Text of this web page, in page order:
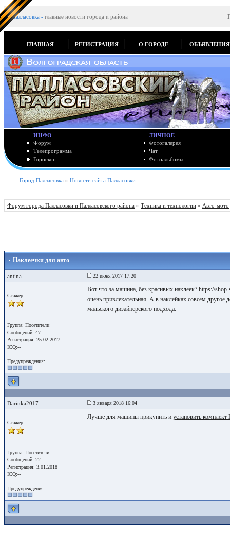
Палласовка - главные новости города и района
ГЛАВНАЯ РЕГИСТРАЦИЯ О ГОРОДЕ ОБЪЯВЛЕНИЯ
ИНФО
Форум
Телепрограмма
Гороскоп
ЛИЧНОЕ
Фотогалерея
Чат
Фотоальбомы
Город Палласовка » Новости сайта Палласовки
Форум города Палласовки и Палласовского района » Техника и технологии » Авто-мото
Наклеечки для авто
antina 22 июня 2017 17:20
Стажер
Группа: Посетители
Сообщений: 47
Регистрация: 25.02.2017
ICQ:--
Предупреждения:
Вот что за машина, без красивых наклеек? https://
очень привлекательная. А в наклейках совсем
мальского дизайнерского подхода.
Darinka2017 3 января 2018 16:04
Стажер
Группа: Посетители
Сообщений: 22
Регистрация: 3.01.2018
ICQ:--
Предупреждения:
Лучше для машины прикупить и установить